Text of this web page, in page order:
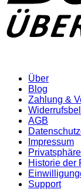
Über
Blog
Zahlung &
AGB
Impressum
Historie der
Support